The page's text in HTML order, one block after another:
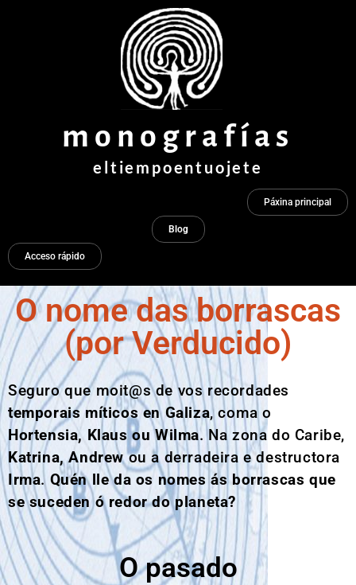
monografías
eltiempoentuojete
Páxina principal
Blog
Acceso rápido
O nome das borrascas
(por Verducido)
Seguro que moit@s de vos recordades
temporais míticos en Galiza, coma o
Hortensia, Klaus ou Wilma. Na zona do Caribe,
Katrina, Andrewou a derradeira e destructora
Irma. Quén lle da os nomes ás borrascas que
se suceden ó redor do planeta?
O pasado